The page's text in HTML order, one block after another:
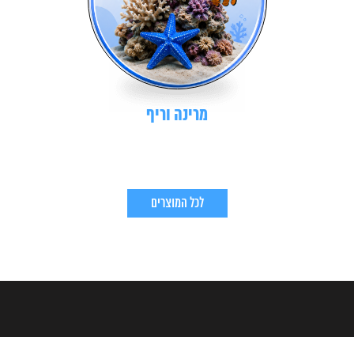
מרינה וריף
לכל המוצרים